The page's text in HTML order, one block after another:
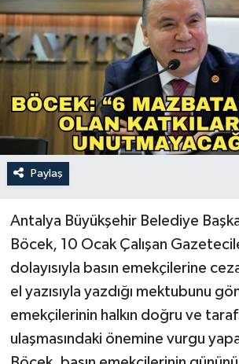
Paylaş
Antalya Büyükşehir Belediye
Böcek, 10 Ocak Çalışan
dolayısıyla basın emekçilerine
el yazısıyla yazdığı mektubunu
emekçilerinin halkın doğru ve
ulaşmasındaki önemine vurgu